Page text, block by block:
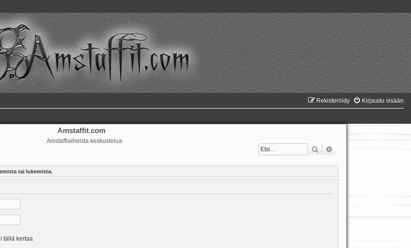
Kirjaudu sisään
Rekisteröidy
Amstaffit.com
Amstaffiaiheista keskustelua
Etsi
tai lukemista.
tällä kertaa